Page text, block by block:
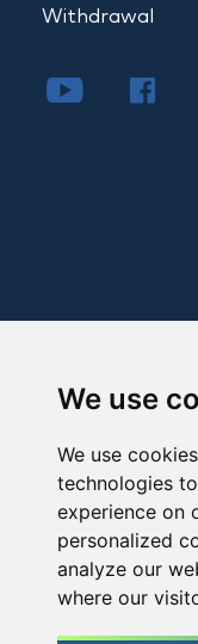
We use
We use
technologies
experience on
personalized
analyze our
where our
Withdrawal